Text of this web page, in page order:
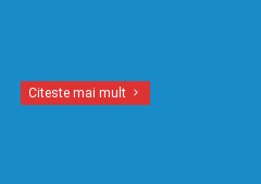
Citeste mai mult